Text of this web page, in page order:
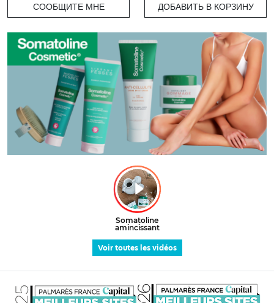
СООБЩИТЕ МНЕ ДОБАВИТЬ В КОРЗИНУ
Voir toutes les vidéos